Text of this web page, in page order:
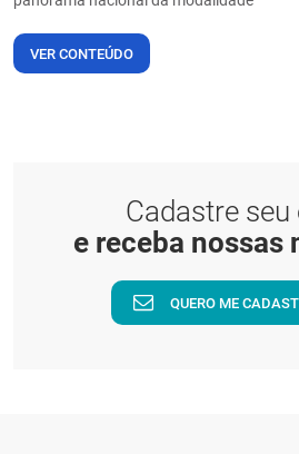
VER CONTEÚDO
Cadastre seu
e receba nossas
QUERO ME